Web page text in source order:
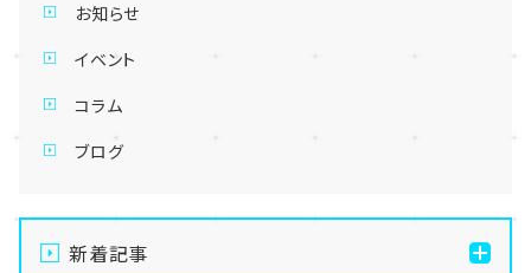
お知らせ
イベント
コラム
ブログ
新着記事